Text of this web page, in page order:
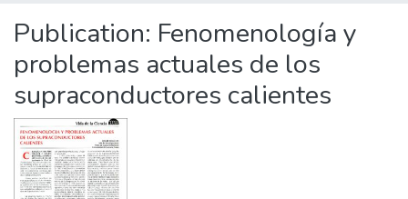
Publication: Fenomenología y
problemas actuales de los
supraconductores calientes